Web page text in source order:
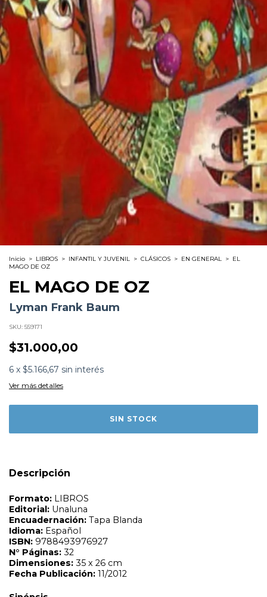
Inicio > LIBROS > INFANTIL Y JUVENIL > CLÁSICOS > EN GENERAL > EL
MAGO DE OZ
EL MAGO DE OZ
Lyman Frank Baum
SKU: 559171
$31.000,00
6 x $5.166,67 sin interés
Ver más detalles
Descripción
Formato:
Editorial:
Encuadernación:Tapa Blanda
ISBN:9788493976927
Páginas:
Dimensiones:35 x 26 cm